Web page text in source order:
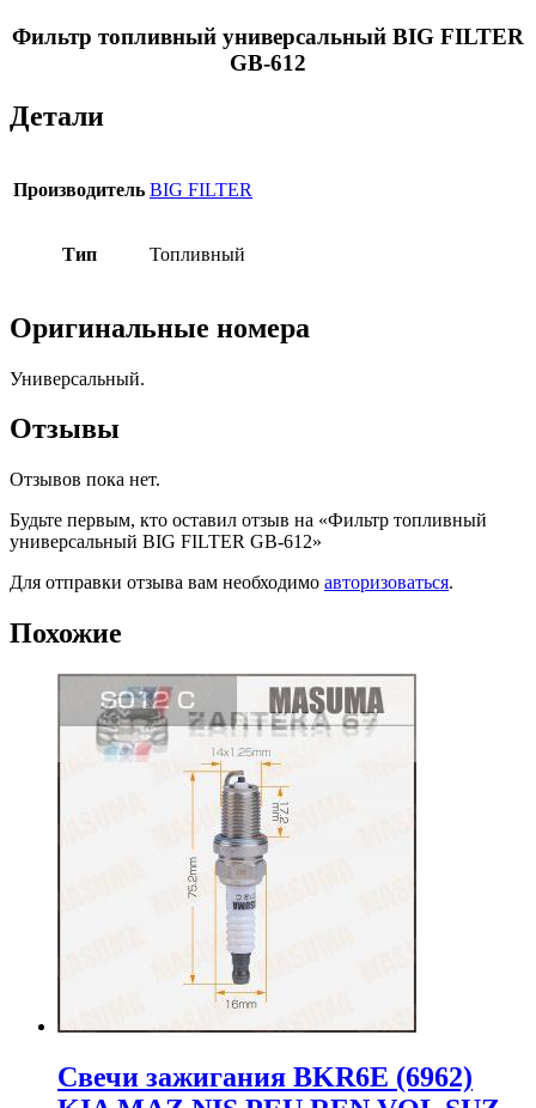
Фильтр топливный универсальный BIG FILTER
GB-612
Детали
Производитель BIG FILTER
Тип Топливный
Оригинальные номера
Универсальный.
Отзывы
Отзывов пока нет.
Будьте первым, кто оставил отзыв на «Фильтр топливный
универсальный BIG FILTER GB-612»
Для отправки отзыва вам необходимо авторизоваться.
Похожие
Свечи зажигания BKR6E (6962)